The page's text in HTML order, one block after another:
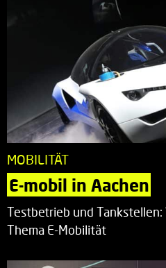
MOBILITÄT
E-mobil in Aachen
Testbetrieb und
Thema E-Mobilität